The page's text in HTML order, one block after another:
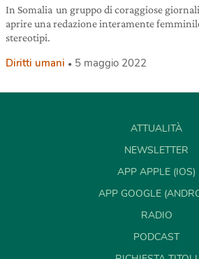
In Somalia un gruppo di coraggiose
aprire una redazione interamente
stereotipi.
Diritti umani 5 maggio 2022
ATTUALITÀ
NEWSLETTER
APP APPLE (IOS)
APP GOOGLE
RADIO
PODCAST